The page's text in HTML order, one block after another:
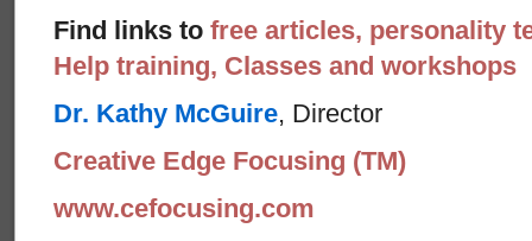
Find links to free articles, personality
Help training, Classes and workshops
Dr. Kathy McGuire, Director
Creative Edge Focusing (TM)
www.cefocusing.com